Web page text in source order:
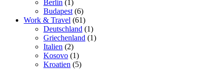
Berlin (1)
Budapest (6)
Work & Travel (61)
Deutschland (1)
Griechenland (1)
Italien (2)
Kosovo (1)
Kroatien (5)